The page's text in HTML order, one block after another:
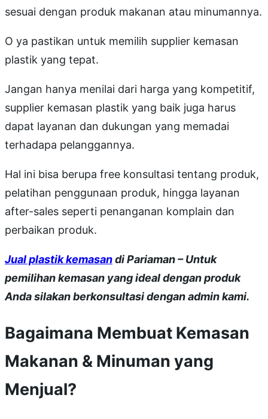
sesuai dengan produk makanan atau minumannya.
O ya pastikan untuk memilih supplier kemasan
plastik yang tepat.
Jangan hanya menilai dari harga yang kompetitif,
supplier kemasan plastik yang baik juga harus
dapat layanan dan dukungan yang memadai
terhadapa pelanggannya.
Hal ini bisa berupa free konsultasi tentang produk,
pelatihan penggunaan produk, hingga layanan
after-sales seperti penanganan komplain dan
perbaikan produk.
Jual plastik kemasandi Pariaman – Untuk
pemilihan kemasan yang ideal dengan produk
Anda silakan berkonsultasi dengan admin kami.
Bagaimana Membuat Kemasan
Makanan & Minuman yang
Menjual?